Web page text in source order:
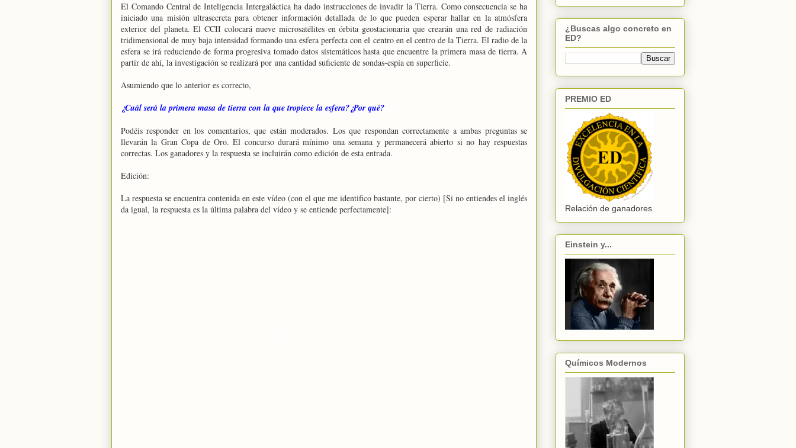
El Comando Central de Inteligencia Intergaláctica ha dado instrucciones de invadir la Tierra. Como consecuencia se ha
iniciado una misión ultrasecreta para obtener información detallada de lo que pueden esperar hallar en la atmósfera
exterior del planeta. El CCII colocará nueve microsatélites en órbita geostacionaria que crearán una red de radiación
tridimensional de muy baja intensidad formando una esfera perfecta con el centro en el centro de la Tierra. El radio de la
esfera se irá reduciendo de forma progresiva tomado datos sistemáticos hasta que encuentre la primera masa de tierra. A
partir de ahí, la investigación se realizará por una cantidad suficiente de sondas-espía en superficie.
Asumiendo que lo anterior es correcto,
¿Cuál será la primera masa de tierra con la que tropiece la esfera?¿Por qué?
Podéis responder en los comentarios, que están moderados. Los que respondan correctamente a ambas preguntas se
llevarán la Gran Copa de Oro. El concurso durará mínimo una semana y permanecerá abierto si no hay respuestas
correctas. Los ganadores y la respuesta se incluirán como edición de esta entrada.
Edición:
La respuesta se encuentra contenida en este vídeo (con el que me identifico bastante, por cierto) [Si no entiendes el inglés
da igual, la respuesta es la última palabra del vídeo y se entiende perfectamente]:
¿Buscas algo concreto en
ED?
PREMIO ED
Relación de ganadores
Einstein y...
Químicos Modernos